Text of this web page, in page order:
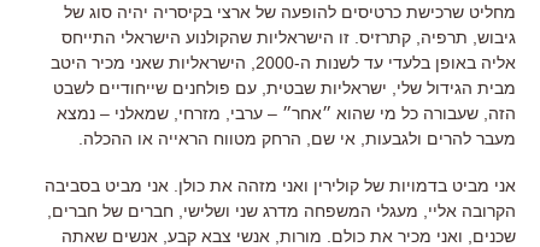
מחליט שרכישת כרטיסים להופעה של ארצי בקיסריה יהיה סוג של
גיבוש, תרפיה, קתרזיס. זו הישראליות שהקולנוע הישראלי התייחס
אליה באופן בלעדי עד לשנות ה-2000, הישראליות שאני מכיר היטב
מבית הגידול שלי, ישראליות שבטית, עם פולחנים שייחודיים לשבט
הזה, שעבורה כל מי שהוא ״אחר״ – ערבי, מזרחי, שמאלני – נמצא
מעבר להרים ולגבעות, אי שם, הרחק מטווח הראייה או ההכלה.
אני מביט בדמויות של קולירין ואני מזהה את כולן. אני מביט בסביבה
הקרובה אליי, מעגלי המשפחה מדרג שני ושלישי, חברים של חברים,
שכנים, ואני מכיר את כולם. מורות, אנשי צבא קבע, אנשים שאתה